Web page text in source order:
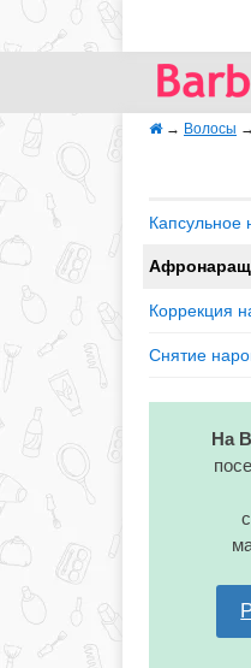
→ Волосы →
Капсульное
Коррекция
Снятие
На